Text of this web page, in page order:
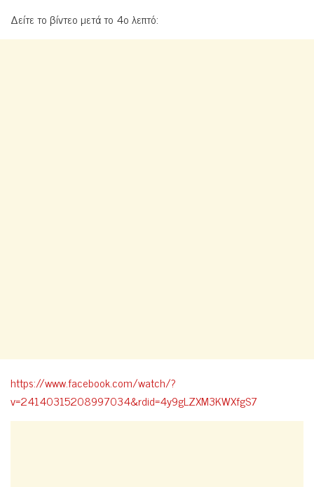
Δείτε το βίντεο μετά το 4ο λεπτό:
https://www.facebook.com/watch/?
v=24140315208997034&rdid=4y9gLZXM3KWXfgS7